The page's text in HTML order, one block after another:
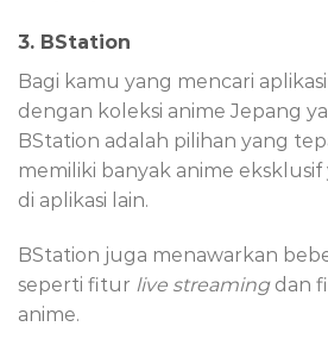
3. BStation
Bagi kamu yang mencari
dengan koleksi anime Jepang
BStation adalah pilihan yang
memiliki banyak anime
di aplikasi lain.
BStation juga menawarkan
seperti fitur live streamingdan
anime.